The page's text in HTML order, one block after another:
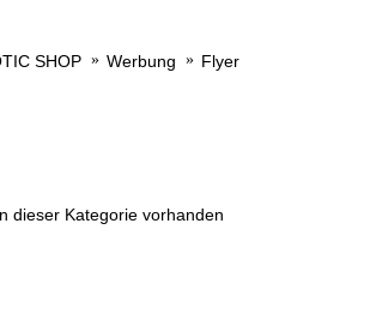
SHOP Werbung Flyer
dieser Kategorie vorhanden